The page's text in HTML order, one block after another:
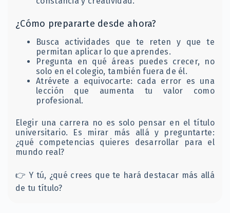
¿Cómo prepararte desde ahora?
Busca actividades que te reten y que te
permitan aplicar lo que aprendes.
Pregunta en qué áreas puedes crecer, no
solo en el colegio, también fuera de él.
Atrévete a equivocarte: cada error es una
lección que aumenta tu valor como
profesional.
Elegir una carrera no es solo pensar en el título
universitario. Es mirar más allá y preguntarte:
¿qué competencias quieres desarrollar para el
mundo real?
👉 Y tú, ¿qué crees que te hará destacar más allá
de tu título?